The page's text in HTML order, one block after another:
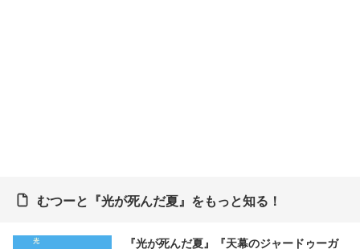
むつーと『光が死んだ夏』をもっと知る！
『光が死んだ夏』『天幕のジャードゥーガ